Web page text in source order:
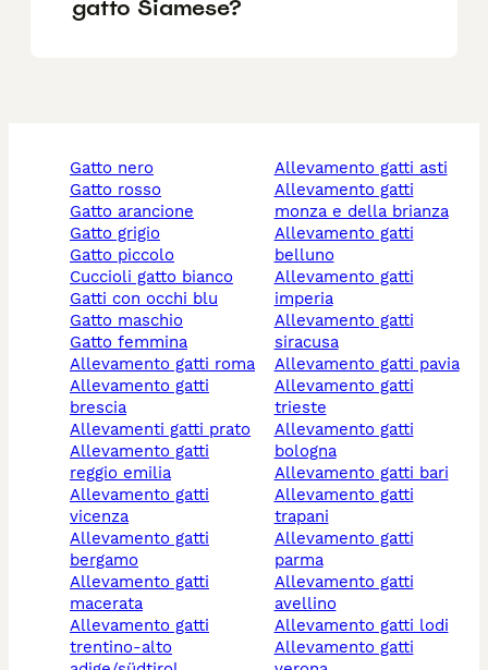
gatto Siamese?
gatto nero
gatto rosso
gatto arancione
gatto grigio
gatto piccolo
cuccioli gatto bianco
gatti con occhi blu
gatto maschio
gatto femmina
allevamento gatti roma
allevamento gatti
brescia
allevamenti gatti prato
allevamento gatti
reggio emilia
allevamento gatti
vicenza
allevamento gatti
bergamo
allevamento gatti
macerata
allevamento gatti
trentino-alto
allevamento gatti asti
allevamento gatti
monza e della brianza
allevamento gatti
belluno
allevamento gatti
imperia
allevamento gatti
siracusa
allevamento gatti pavia
allevamento gatti
trieste
allevamento gatti
bologna
allevamento gatti bari
allevamento gatti
trapani
allevamento gatti
parma
allevamento gatti
avellino
allevamento gatti lodi
allevamento gatti